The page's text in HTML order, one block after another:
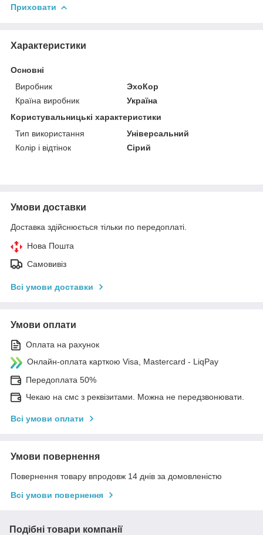
Приховати
Характеристики
Основні
Виробник
ЭхоКор
Країна виробник
Україна
Користувальницькі характеристики
Тип використання
Універсальний
Колір і відтінок
Сірий
Умови доставки
Доставка здійснюється тільки по передоплаті.
Нова Пошта
Самовивіз
Всі умови доставки
Умови оплати
Оплата на рахунок
Онлайн-оплата карткою Visa, Mastercard - LiqPay
Передоплата 50%
Чекаю на смс з реквізитами. Можна не передзвонювати.
Всі умови оплати
Умови повернення
Повернення товару впродовж 14 днів за домовленістю
Всі умови повернення
Подібні товари компанії